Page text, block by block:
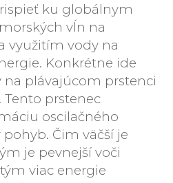
ku globálnym
vĺn na
využitím vody na
Konkrétne ide
na plávajúcom prstenci
prstenec
oscilačného
Čim väčší je
je pevnejší voči
viac energie